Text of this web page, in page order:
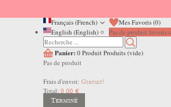
Français (French)
English (English)
Mes Favoris (0)
Pas de produit favoris
Panier: 0ProduitProduits(vide)
Pas de produit
Frais d'envoi: Gratuit!
Total: 0,00 €
Terminé